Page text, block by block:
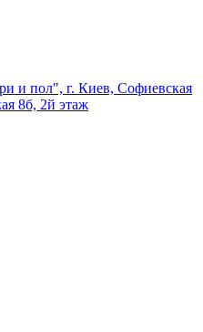
и пол", г. Киев, Софиевская
8б, 2й этаж